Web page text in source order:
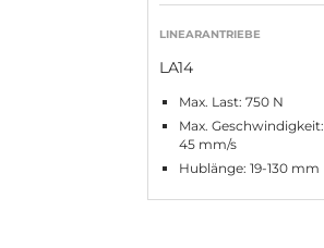
LINEARANTRIEBE
LA14
Max. Last: 750 N
Max. Geschwindigkeit:
45 mm/s
Hublänge: 19-130 mm